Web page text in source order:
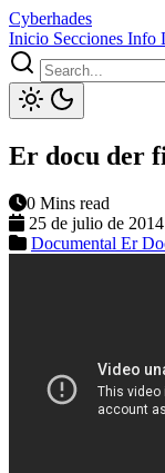
Cyberhades
Inicio Secciones Info
Er docu der
0 Mins read
25 de julio de 2014
Documental Er